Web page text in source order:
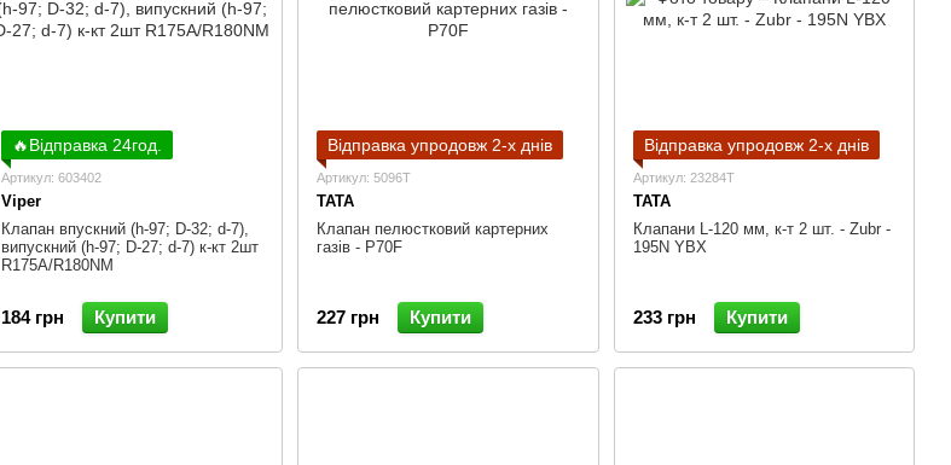
🔥Відправка 24год.
Артикул: 603402
Viper
Клапан впускний (h-97; D-32; d-7),
випускний (h-97; D-27; d-7) к-кт 2шт
R175A/R180NM
184 грн Купити
Відправка упродовж 2-х днів
Артикул: 5096T
TATA
Клапан пелюстковий картерних
газів - P70F
227 грн Купити
Відправка упродовж 2-х днів
Артикул: 23284T
TATA
Клапани L-120 мм, к-т 2 шт. - Zubr -
195N YBX
233 грн Купити